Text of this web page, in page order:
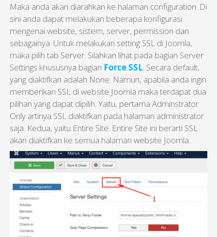
Maka anda akan diarahkan ke halaman configuration. Di
sini anda dapat melakukan beberapa konfigurasi
mengenai website, sistem, server, permission dan
sebagainya. Untuk melakukan setting SSL di Joomla,
maka pilih tab Server. Silahkan lihat pada bagian Server
Settings khususnya bagian Force SSL . Secara default,
yang diaktifkan adalah None. Namun, apabila anda ingin
memberikan SSL di website Joomla maka terdapat dua
pilihan yang dapat dipilih. Yaitu, pertama Adminstrator
Only artinya SSL diaktifkan pada halaman administrator
saja. Kedua, yaitu Entire Site. Entire Site ini berarti SSL
akan diaktifkan ke semua halaman website Joomla.